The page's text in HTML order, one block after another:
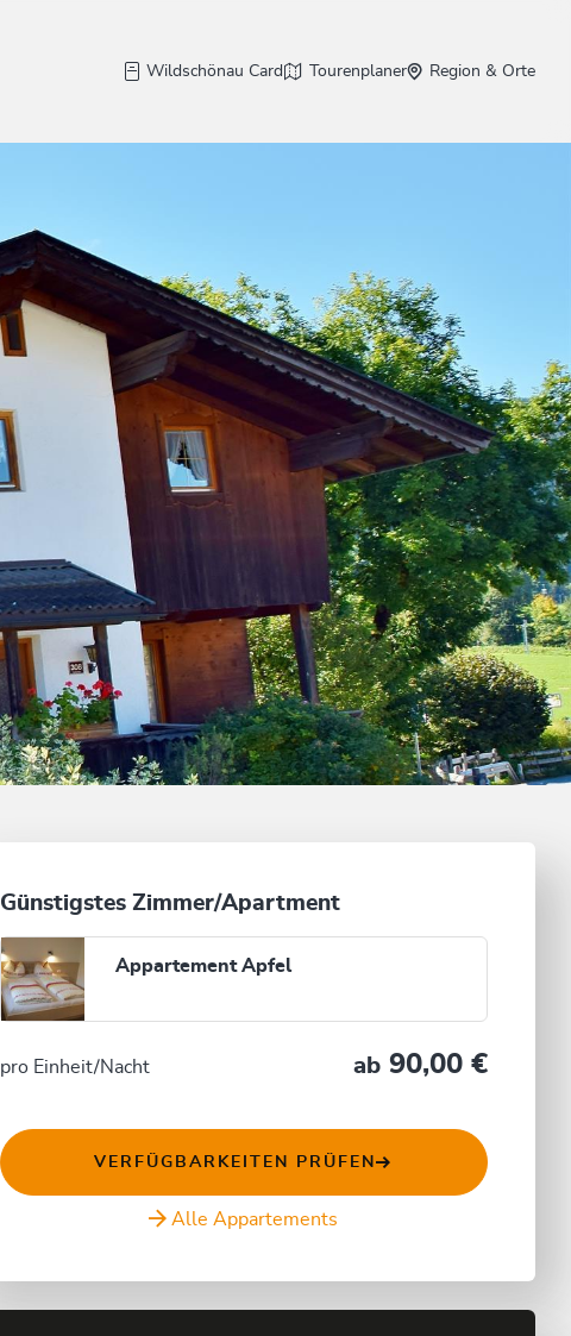
Wildschönau Card Tourenplaner Region & Orte
Günstigstes Zimmer/Apartment
Appartement Apfel
pro Einheit/Nacht ab 90,00 €
VERFÜGBARKEITEN PRÜFEN
Alle Appartements